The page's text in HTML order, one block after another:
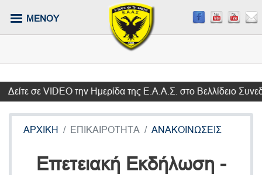
Παράκαμψη
προς
το
κυρίως
περιεχόμενο
ΜΕΝΟΥ
σε VIDEO την Ημερίδα της Ε.Α.Α.Σ. στο Βελλίδειο
ΑΡΧΙΚΗ ΕΠΙΚΑΙΡΟΤΗΤΑ ΑΝΑΚΟΙΝΩΣΕΙΣ
Επετειακή Εκδήλωση -